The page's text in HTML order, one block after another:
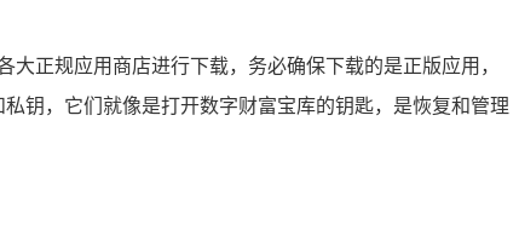
正规应用商店进行下载，务必确保下载的是正版应用，
钥，它们就像是打开数字财富宝库的钥匙，是恢复和管理